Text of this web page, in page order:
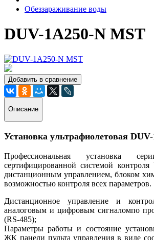
Обеззараживание воды
DUV-1A250-N MST
Добавить в сравнение
Описание
Установка ультрафиолетовая
Профессиональная установка
сертифицированной системой
дистанционным управлением, блоком
возможностью контроля всех параметров.
Дистанционное управление и
аналоговым и цифровым сигналомпо
(RS-485);
Параметры работы и состояние
ЖК панели пульта управления в виде